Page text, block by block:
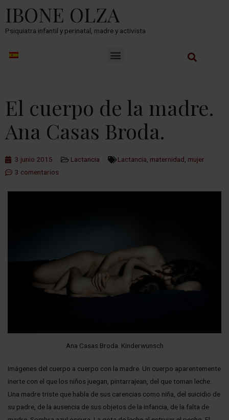
IBONE OLZA
Psiquiatra infantil y perinatal, madre y activista
El cuerpo de la madre.
Ana Casas Broda.
3 junio 2015 Lactancia Lactancia maternidad mujer
3 comentarios
Ana Casas Broda. Kinderwunsch
Imágenes del cuerpo a cuerpo con la madre. Un cuerpo aparentemente
inerte con el que los niños juegan, pintarrajean, del que toman leche.
Una madre triste que habla de sus carencias como niña, del suicidio de
su padre, de la ausencia de sus objetos de la infancia, de la falta de